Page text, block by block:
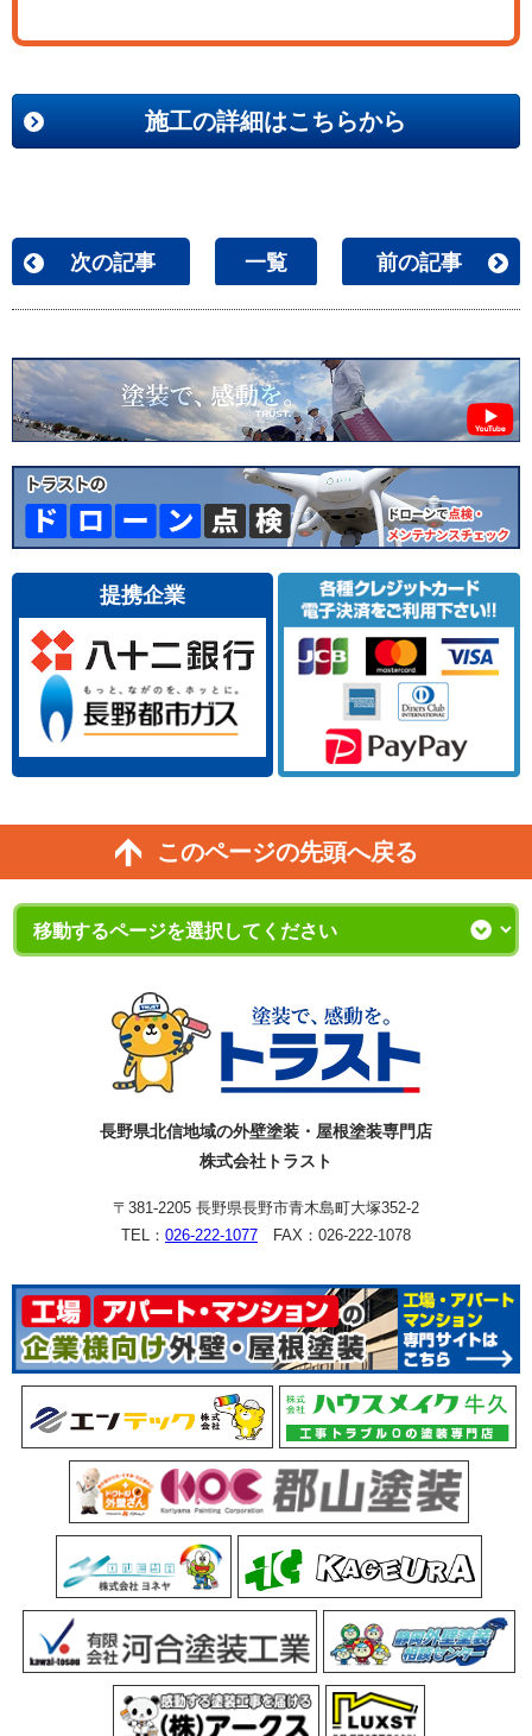
施工の詳細はこちらから
次の記事 一覧 前の記事
提携企業
このページの先頭へ戻る
長野県北信地域の外壁塗装・屋根塗装専門店
株式会社トラスト
〒381-2205 長野県長野市青木島町大塚352-2
TEL： 026-222-1077 FAX：026-222-1078